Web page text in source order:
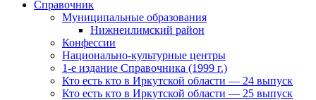
Справочник
Муниципальные образования
Нижнеилимский район
Конфессии
Национально-культурные центры
1-е издание Справочника (1999 г.)
Кто есть кто в Иркутской области — 24 выпуск
Кто есть кто в Иркутской области — 25 выпуск